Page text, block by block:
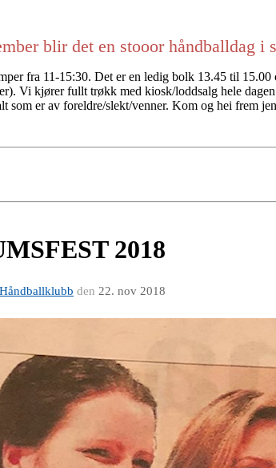
blir det en stooor håndballdag i
fra 11-15:30. Det er en ledig bolk 13.45 til
Vi kjører fullt trøkk med kiosk/loddsalg hele
som er av foreldre/slekt/venner. Kom og hei frem
2018
den 22. nov 2018